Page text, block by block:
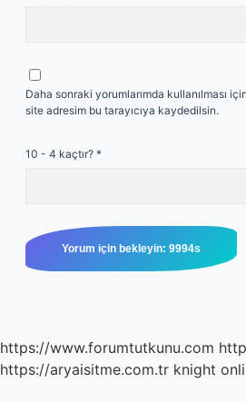
Daha sonraki yorumlarımda kullanılması
site adresim bu tarayıcıya kaydedilsin.
10 - 4 kaçtır? *
https://www.forumtutkunu.com
https://aryaisitme.com.tr knight